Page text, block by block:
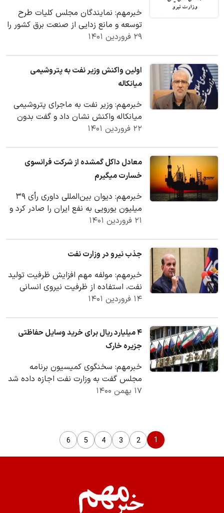
خبرمهم: نمایندگان مجلس کلیات طرح
توسعه و مانع زدایی از صنعت برق کشور را
تصویب کردند.
۲۹ فروردین ۱۴۰۱
اولین واکنش وزیر نفت به پتروشیمی
میانکاله
خبرمهم: وزیر نفت به ماجرای پتروشیمی
میانکاله واکنش نشان داد و گفت بدون
مجوز محیط‌زیست پروژه‌ای اجرا نمی‌شود.
۲۲ فروردین ۱۴۰۱
معادل داکل گمشده از شرکت فرانسوی
خسارت میگیرم
خبرمهم: دیوان بین‌المللی داوری رأی ۳۹
میلیون یورویی به نفع ایران را صادر کرد و
ایران برنده دعوای حقوقی با شرکت
۲۱ فروردین ۱۴۰۱
جذب نیرو در وزارت نفت
خبرمهم: مولفه مهم افزایش ظرفیت تولید
نفت، استفاده از ظرفیت نیروی انسانی
۱۴ فروردین ۱۴۰۱
۴ میلیارد ریال برای خرید وسایل حفاظتی
جزیره خارک
خبرمهم: سخنگوی کمیسیون برنامه
مجلس گفت به وزارت نفت اجازه داده شد
که مبلغ 4 میلیارد ریال هزینه‌های ناشی از
۱۷ بهمن ۱۴۰۰
1
2
3
4
5
6